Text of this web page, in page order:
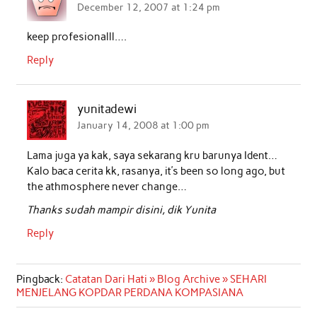
December 12, 2007 at 1:24 pm
keep profesionalll….
Reply
yunitadewi
January 14, 2008 at 1:00 pm
Lama juga ya kak, saya sekarang kru barunya Ident…
Kalo baca cerita kk, rasanya, it’s been so long ago, but
the athmosphere never change…
Thanks sudah mampir disini, dik Yunita
Reply
Pingback: Catatan Dari Hati » Blog Archive » SEHARI
MENJELANG KOPDAR PERDANA KOMPASIANA